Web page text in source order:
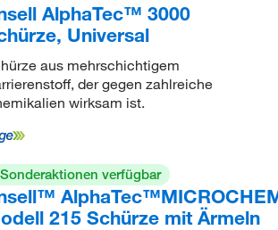
AlphaTec™ 3000
Universal
aus mehrschichtigem
der gegen zahlreiche
wirksam ist.
Sonderaktionen verfügbar
215 Schürze mit Ärmeln